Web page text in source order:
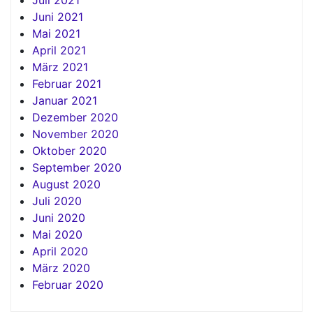
Juni 2021
Mai 2021
April 2021
März 2021
Februar 2021
Januar 2021
Dezember 2020
November 2020
Oktober 2020
September 2020
August 2020
Juli 2020
Juni 2020
Mai 2020
April 2020
März 2020
Februar 2020